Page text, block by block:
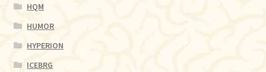
HQM
HUMOR
HYPERION
ICEBRG